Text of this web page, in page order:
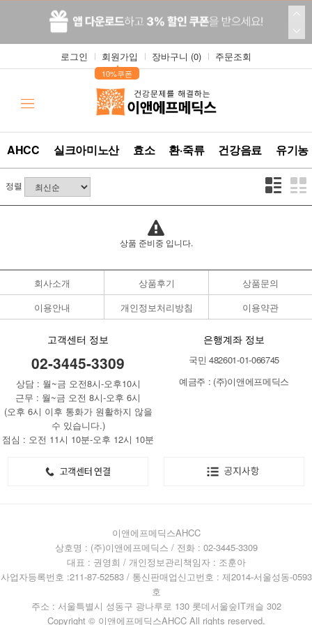
로그인 회원가입
▲
10%쿠폰
장바구니 (0) 주문조회
AHCC 실크아미노산 효소 환·죽류 건강음료 유기
정렬
상품 준비중 입니다.
회사소개 상품후기
상품문의
이용안내
개인정보처리방침 이용약관
고객센터 정보
02-3445-3309
상담 : 월~금 오전8시-오후10시
근무 : 월~금 오전 8시-오후 6시
(오후 6시 이후 통화가 원활하지 않을
수 있습니다.)
점심 : 오전 11시 10분-오후 12시 10분
은행계좌 정보
국민 482601-01-066745
예금주 : (주)이앤에프메딕스
이앤에프메딕스AHCC
상호명 : (주)이앤에프메딕스 / 전화 : 02-3445-3309
대표 : 권영희 / 개인정보관리책임자 : 조훈아
사업자등록번호 :211-87-52583 / 통신판매업신고번호 : 제2014-서울성동-0593
호
주소 : 서울특별시 성동구 광나루로 130 롯데서울숲IT캐슬 302
Copyright © 이앤에프메딕스AHCC All rights reserved.